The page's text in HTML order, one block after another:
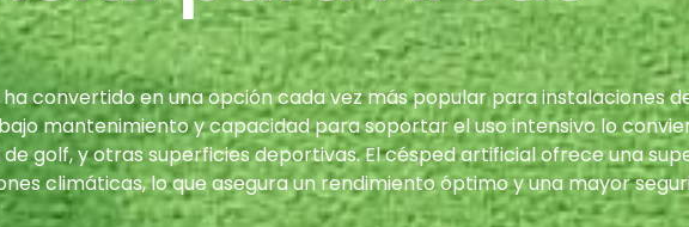
convertido en una opción cada vez más popular para instalaciones
mantenimiento y capacidad para soportar el uso intensivo lo
golf, y otras superficies deportivas. El césped artificial ofrece una
climáticas, lo que asegura un rendimiento óptimo y una mayor